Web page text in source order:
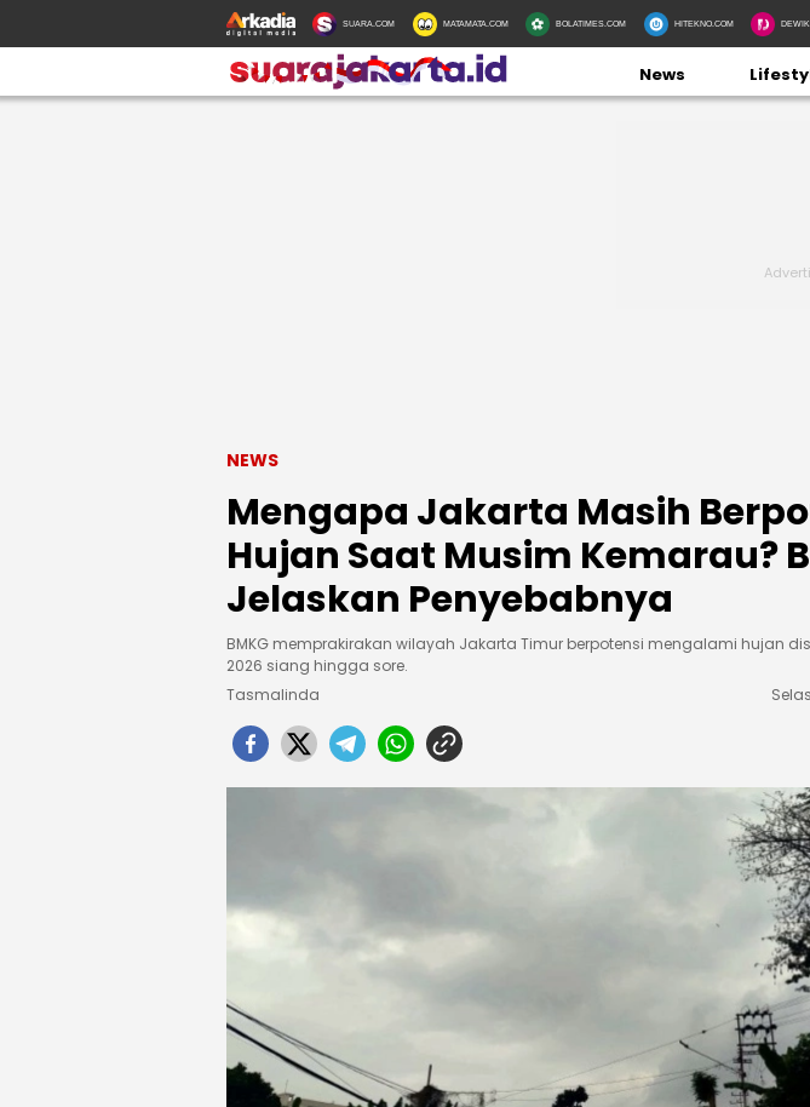
SUARA.COM MATAMATA.COM BOLATIMES.COM HITEKNO.COM
News
NEWS
Mengapa Jakarta Masih
Hujan Saat Musim Kemarau?
Jelaskan Penyebabnya
BMKG memprakirakan wilayah Jakarta Timur berpotensi mengalami hujan
2026 siang hingga sore.
Tasmalinda